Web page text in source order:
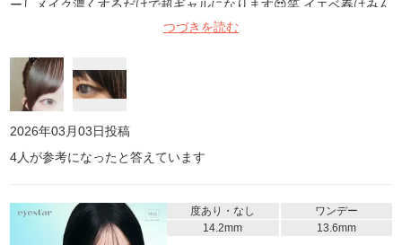
ーしメイク濃くするだけで超ギャルになります😍笑 イエベ春はみん
つづきを読む
2026年03月03日投稿
4人が参考になったと答えています
度あり・なし
ワンデー
14.2mm
13.6mm